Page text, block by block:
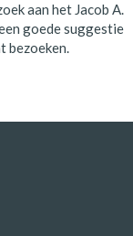
aan het Jacob A.
goede suggestie
bezoeken.